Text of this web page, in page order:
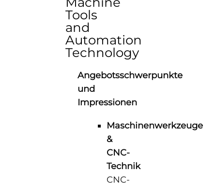
Tools
and
Automation
Technology
Angebotsschwerpunkte
und
Impressionen
Maschinenwerkzeuge
&
CNC-
Technik
CNC-